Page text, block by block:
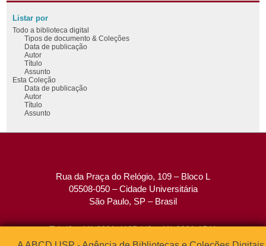
Listar por
Todo a biblioteca digital
Tipos de documento & Coleções
Data de publicação
Autor
Título
Assunto
Esta Coleção
Data de publicação
Autor
Título
Assunto
Rua da Praça do Relógio, 109 – Bloco L
05508-050 – Cidade Universitária
São Paulo, SP – Brasil
Tel: (0xx11) 3091-4195 / (0xx11) 3091-1541
Fax: (0xx11) 3091-1567